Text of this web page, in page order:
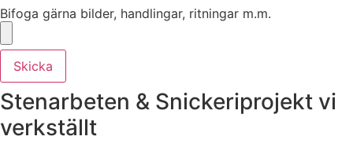
Bifoga gärna bilder, handlingar, ritningar m.m.
Skicka
Stenarbeten & Snickeriprojekt vi
verkställt